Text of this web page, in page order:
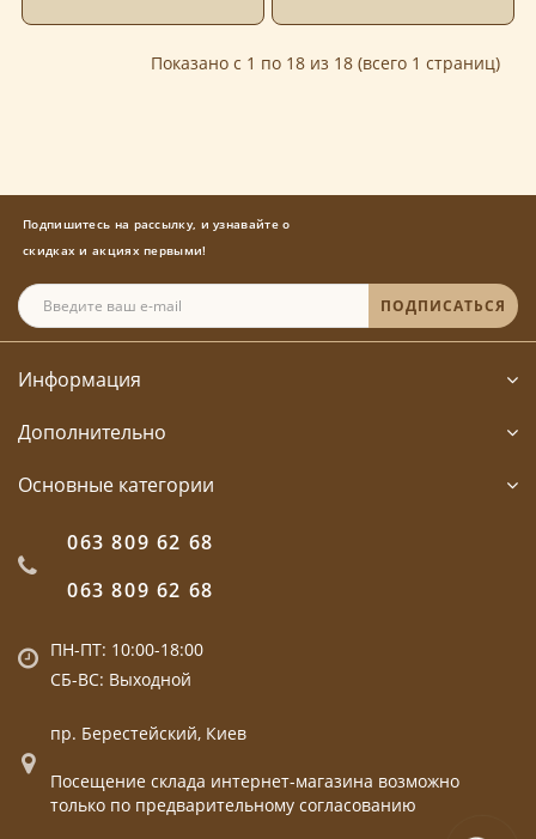
Показано с 1 по 18 из 18 (всего 1 страниц)
Подпишитесь на рассылку, и узнавайте о
скидках и акциях первыми!
ПОДПИСАТЬСЯ
Информация
Дополнительно
Основные категории
063 809 62 68
063 809 62 68
ПН-ПТ: 10:00-18:00
СБ-ВС: Выходной
пр. Берестейский, Киев
Посещение склада интернет-магазина возможно
только по предварительному согласованию